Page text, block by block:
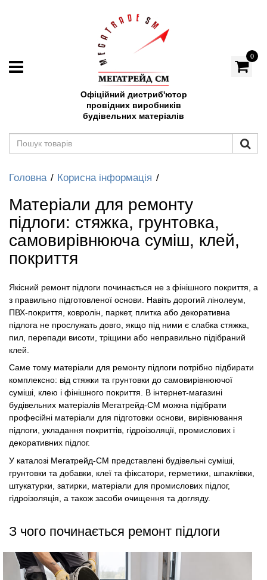
Офіційний дистриб'ютор
провідних виробників
будівельних матеріалів
0
Головна Корисна інформація
Матеріали для ремонту
підлоги: стяжка, грунтовка,
самовирівнююча суміш, клей,
покриття
Якісний ремонт підлоги починається не з фінішного покриття, а
з правильно підготовленої основи. Навіть дорогий лінолеум,
ПВХ-покриття, ковролін, паркет, плитка або декоративна
підлога не прослужать довго, якщо під ними є слабка стяжка,
пил, перепади висоти, тріщини або неправильно підібраний
клей.
Саме тому матеріали для ремонту підлоги потрібно підбирати
комплексно: від стяжки та грунтовки до самовирівнюючої
суміші, клею і фінішного покриття. В інтернет-магазині
будівельних матеріалів Мегатрейд-СМ можна підібрати
професійні матеріали для підготовки основи, вирівнювання
підлоги, укладання покриттів, гідроізоляції, промислових і
декоративних підлог.
У каталозі Мегатрейд-СМ представлені будівельні суміші,
грунтовки та добавки, клеї та фіксатори, герметики, шпаклівки,
штукатурки, затирки, матеріали для промислових підлог,
гідроізоляція, а також засоби очищення та догляду.
З чого починається ремонт підлоги